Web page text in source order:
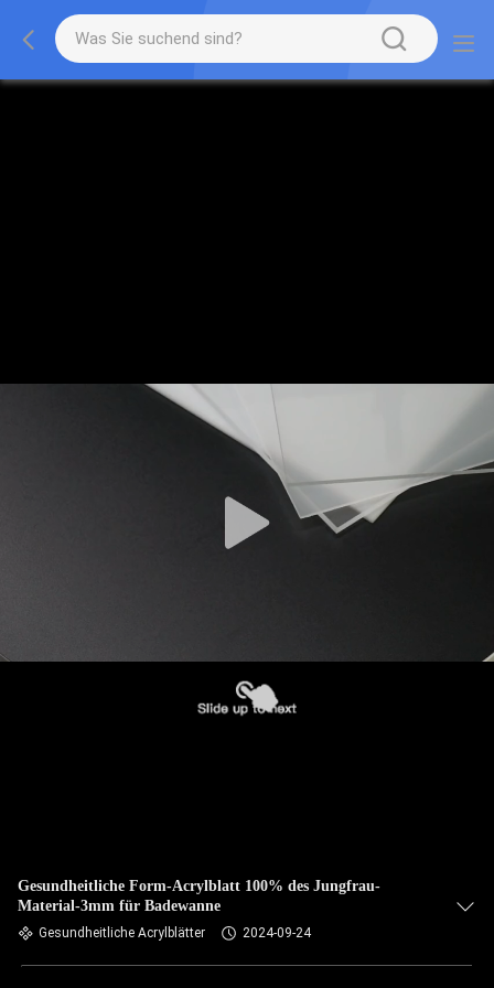
Gesundheitliche Form-Acrylblatt 100% des Jungfrau-
Material-3mm für Badewanne
Gesundheitliche Acrylblätter 2024-09-24